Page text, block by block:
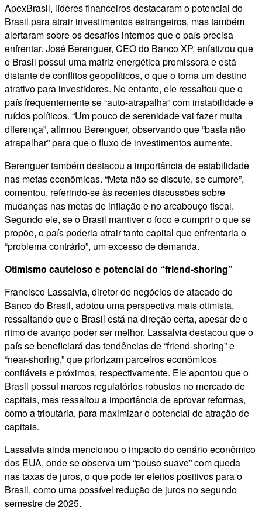
ApexBrasil, líderes financeiros destacaram o potencial do
Brasil para atrair investimentos estrangeiros, mas também
alertaram sobre os desafios internos que o país precisa
enfrentar. José Berenguer, CEO do Banco XP, enfatizou que
o Brasil possui uma matriz energética promissora e está
distante de conflitos geopolíticos, o que o torna um destino
atrativo para investidores. No entanto, ele ressaltou que o
país frequentemente se “auto-atrapalha” com instabilidade e
ruídos políticos. “Um pouco de serenidade vai fazer muita
diferença”, afirmou Berenguer, observando que “basta não
atrapalhar” para que o fluxo de investimentos aumente.
Berenguer também destacou a importância de estabilidade
nas metas econômicas. “Meta não se discute, se cumpre”,
comentou, referindo-se às recentes discussões sobre
mudanças nas metas de inflação e no arcabouço fiscal.
Segundo ele, se o Brasil mantiver o foco e cumprir o que se
propõe, o país poderia atrair tanto capital que enfrentaria o
“problema contrário”, um excesso de demanda.
Otimismo cauteloso e potencial do “friend-shoring”
Francisco Lassalvia, diretor de negócios de atacado do
Banco do Brasil, adotou uma perspectiva mais otimista,
ressaltando que o Brasil está na direção certa, apesar de o
ritmo de avanço poder ser melhor. Lassalvia destacou que o
país se beneficiará das tendências de “friend-shoring” e
“near-shoring,” que priorizam parceiros econômicos
confiáveis e próximos, respectivamente. Ele apontou que o
Brasil possui marcos regulatórios robustos no mercado de
capitais, mas ressaltou a importância de aprovar reformas,
como a tributária, para maximizar o potencial de atração de
capitais.
Lassalvia ainda mencionou o impacto do cenário econômico
dos EUA, onde se observa um “pouso suave” com queda
nas taxas de juros, o que pode ter efeitos positivos para o
Brasil, como uma possível redução de juros no segundo
semestre de 2025.